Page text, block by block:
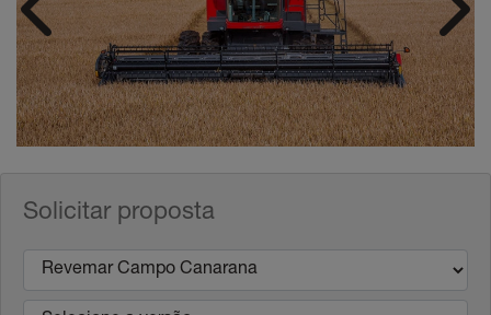
Solicitar proposta
Anterior